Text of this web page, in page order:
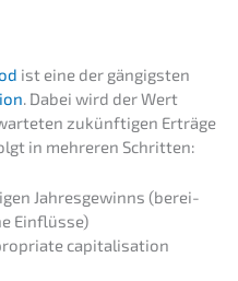
ist eine der gängigs­ten
. Dabei wird der Wert
zukünf­ti­gen Erträ­ge
in mehre­ren Schritten:
Jahres­ge­winns (berei­
Einflüsse)
capita­li­sa­ti­on